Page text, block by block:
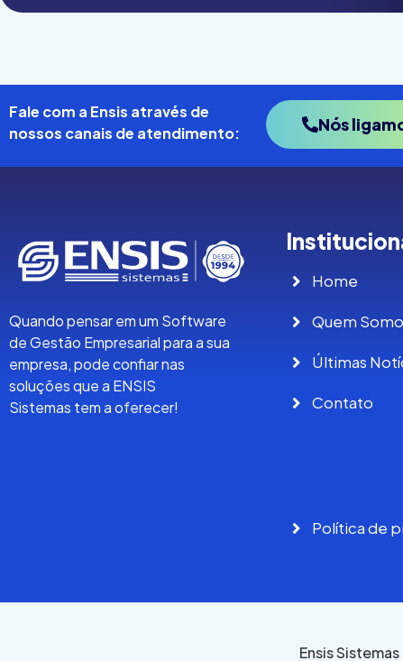
Fale com a Ensis através de
nossos canais de atendimento:
Nós
Quando pensar em um Software
de Gestão Empresarial para a sua
empresa, pode confiar nas
soluções que a ENSIS
Sistemas tem a oferecer!
Home
Quem
Últimas
Contato
Política de
Ensis